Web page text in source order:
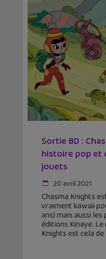
Sortie BD :
histoire pop et
jouets
20 avril 2021
Chasma Knights
vraiment kawaii
ans) mais aussi
éditions Kinaye.
Knights est cela